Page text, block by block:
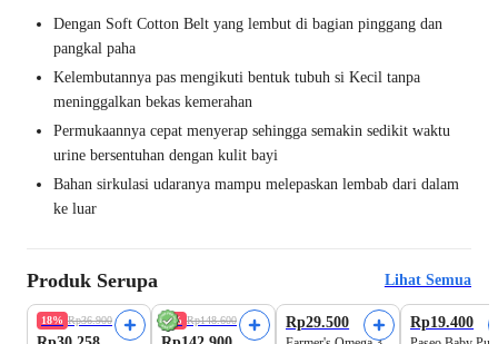
Dengan Soft Cotton Belt yang lembut di bagian pinggang dan
pangkal paha
Kelembutannya pas mengikuti bentuk tubuh si Kecil tanpa
meninggalkan bekas kemerahan
Permukaannya cepat menyerap sehingga semakin sedikit waktu
urine bersentuhan dengan kulit bayi
Bahan sirkulasi udaranya mampu melepaskan lembab dari dalam
ke luar
Produk Serupa Lihat Semua
18% Rp36.900
4% Rp148.600 Rp29.500 Rp19.400